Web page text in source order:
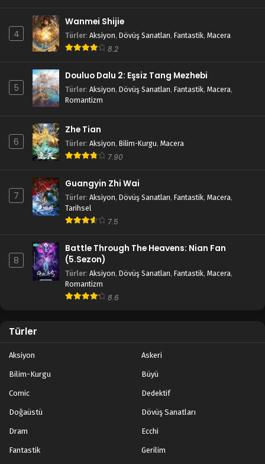
4
Wanmei Shijie
Türler: Aksiyon, Dövüş Sanatları, Fantastik, Macera
8.2
5
Douluo Dalu 2: Eşsiz Tang Mezhebi
Türler: Aksiyon, Dövüş Sanatları, Fantastik, Macera,
Romantizm
6
Zhe Tian
Türler: Aksiyon, Bilim-Kurgu, Macera
7.90
7
Guangyin Zhi Wai
Türler: Aksiyon, Dövüş Sanatları, Fantastik, Macera,
Tarihsel
7.5
8
Battle Through The Heavens: Nian Fan
(5.Sezon)
Türler: Aksiyon, Dövüş Sanatları, Fantastik, Macera,
Romantizm
8.6
Türler
Aksiyon Askeri
Bilim-Kurgu Büyü
Comic Dedektif
Doğaüstü Dövüş Sanatları
Dram Ecchi
Fantastik Gerilim